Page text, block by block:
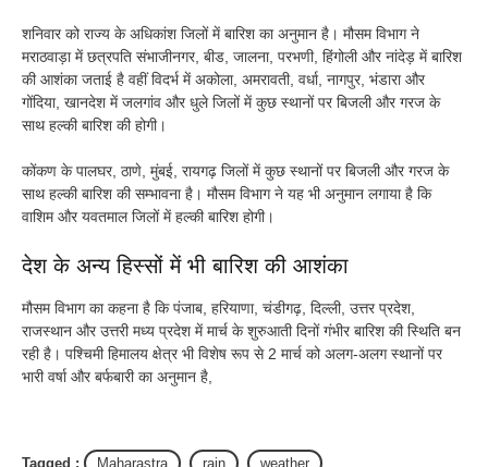
शनिवार को राज्य के अधिकांश जिलों में बारिश का अनुमान है। मौसम विभाग ने
मराठवाड़ा में छत्रपति संभाजीनगर, बीड, जालना, परभणी, हिंगोली और नांदेड़ में बारिश
की आशंका जताई है वहीं विदर्भ में अकोला, अमरावती, वर्धा, नागपुर, भंडारा और
गोंदिया, खानदेश में जलगांव और धुले जिलों में कुछ स्थानों पर बिजली और गरज के
साथ हल्की बारिश की होगी।
कोंकण के पालघर, ठाणे, मुंबई, रायगढ़ जिलों में कुछ स्थानों पर बिजली और गरज के
साथ हल्की बारिश की सम्भावना है। मौसम विभाग ने यह भी अनुमान लगाया है कि
वाशिम और यवतमाल जिलों में हल्की बारिश होगी।
देश के अन्य हिस्सों में भी बारिश की आशंका
मौसम विभाग का कहना है कि पंजाब, हरियाणा, चंडीगढ़, दिल्ली, उत्तर प्रदेश,
राजस्थान और उत्तरी मध्य प्रदेश में मार्च के शुरुआती दिनों गंभीर बारिश की स्थिति बन
रही है। पश्चिमी हिमालय क्षेत्र भी विशेष रूप से 2 मार्च को अलग-अलग स्थानों पर
भारी वर्षा और बर्फबारी का अनुमान है,
Tagged : Maharastra rain weather